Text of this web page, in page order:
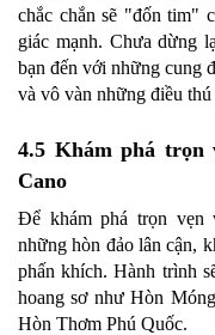
chắc chắn sẽ "đốn tim"
giác mạnh. Chưa dừng
bạn đến với những cung
và vô vàn những điều
4.5 Khám phá trọn
Cano
Để khám phá trọn vẹn
những hòn đảo lân cận,
phấn khích. Hành trình
hoang sơ như Hòn
Hòn Thơm Phú Quốc.